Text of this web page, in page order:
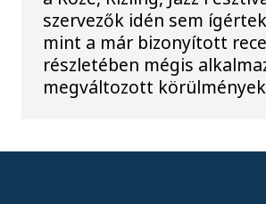
szervezők idén sem
mint a már bizonyított
részletében mégis
megváltozott